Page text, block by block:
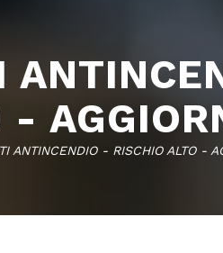
-
ANTINCENDIO - RISCHIO ALTO -